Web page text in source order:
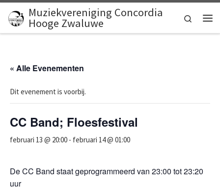
Ga naar inhoud
Muziekvereniging Concordia
Hooge Zwaluwe
Search
« Alle Evenementen
Dit evenement is voorbij.
CC Band; Floesfestival
februari 13 @ 20:00 - februari 14 @ 01:00
De CC Band staat geprogrammeerd van 23:00 tot 23:20
uur